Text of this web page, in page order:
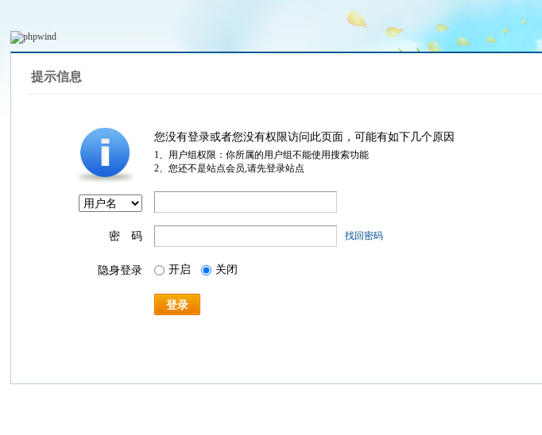
提示信息
您没有登录或者您没有权限访问此页面，可能有如下几个原因
1、用户组权限：你所属的用户组不能使用搜索功能
2、您还不是站点会员,请先登录站点
密 码 找回密码
隐身登录 开启 关闭
登录